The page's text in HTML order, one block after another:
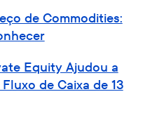
de Commodities:
Equity Ajudou a
de Caixa de 13